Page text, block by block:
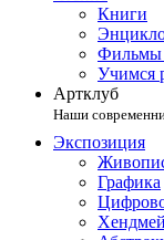
Книги
Фильмы
Учимся
Артклуб
Наши
Экспозиция
Графика